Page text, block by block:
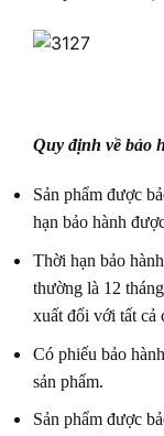
Quy định về bảo
Sản phẩm được
hạn bảo hành
Thời hạn bảo
thường là 12
xuất đối với tất cả
Có phiếu bảo
sản phẩm.
Sản phẩm được